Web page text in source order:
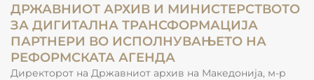
ДРЖАВНИОТ АРХИВ И МИНИСТЕРСТВОТО
ЗА ДИГИТАЛНА ТРАНСФОРМАЦИЈА
ПАРТНЕРИ ВО ИСПОЛНУВАЊЕТО НА
РЕФОРМСКАТА АГЕНДА
Директорот на Државниот архив на Македонија, м-р